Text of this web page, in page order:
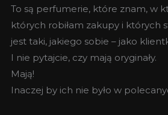
To są perfumerie, które znam, w
których robiłam zakupy i których
jest taki, jakiego sobie – jako
I nie pytajcie, czy mają oryginały.
Mają!
Inaczej by ich nie było w